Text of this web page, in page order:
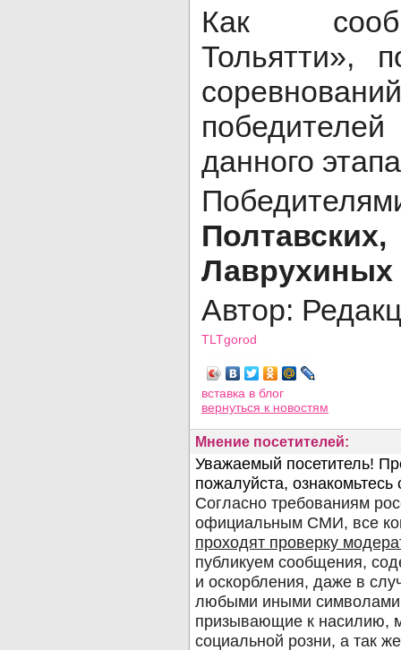
Как
Тольятти»,
данного
Лаврухиных
Автор:
TLTgorod
вставка в блог
вернуться к новостям
Мнение посетителей: